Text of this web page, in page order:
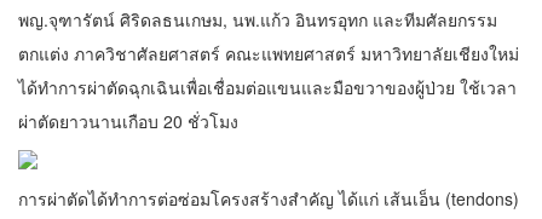
พญ.จุฑารัตน์ ศิริดลธนเกษม, นพ.แก้ว อินทรอุทก และทีมศัลยกรรม
ตกแต่ง ภาควิชาศัลยศาสตร์ คณะแพทยศาสตร์ มหาวิทยาลัยเชียงใหม่
ได้ทำการผ่าตัดฉุกเฉินเพื่อเชื่อมต่อแขนและมือขวาของผู้ป่วย ใช้เวลา
ผ่าตัดยาวนานเกือบ 20 ชั่วโมง
การผ่าตัดได้ทำการต่อซ่อมโครงสร้างสำคัญ ได้แก่ เส้นเอ็น (tendons)